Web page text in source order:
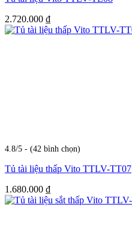
2.720.000 ₫
4.8/5 - (42 bình chọn)
Tủ tài liệu thấp Vito TTLV-TT07
1.680.000 ₫